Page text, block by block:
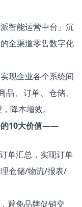
智能运营中台」沉
全渠道零售数字化
现企业各个系统间
、订单、仓储、
降本增效。
的10大价值——
单汇总，实现订单
仓储/物流/报表/
避免品牌促销交